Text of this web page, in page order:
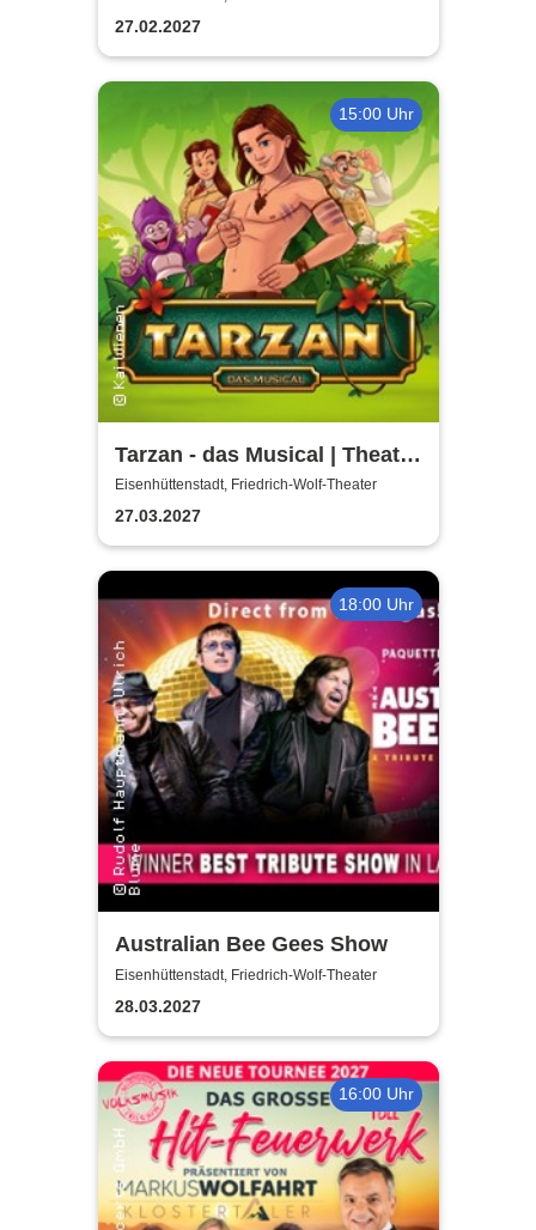
27.02.2027
15:00 Uhr
Tarzan - das Musical | Theater
Liberi
Eisenhüttenstadt, Friedrich-Wolf-Theater
27.03.2027
18:00 Uhr
Australian Bee Gees Show
Eisenhüttenstadt, Friedrich-Wolf-Theater
28.03.2027
16:00 Uhr